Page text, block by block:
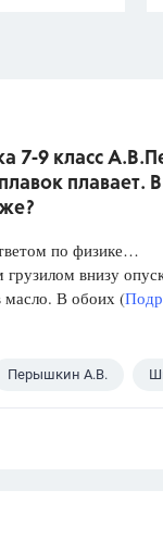
7-9 класс
плавает.
по физике…
внизу
масло. В обоих (
Перышкин А.В.